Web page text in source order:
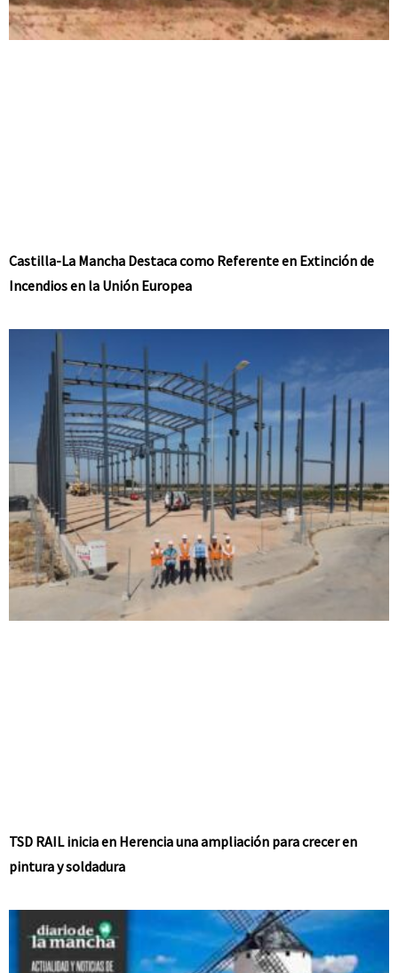
Castilla-La Mancha Destaca como Referente en Extinción de
Incendios en la Unión Europea
TSD RAIL inicia en Herencia una ampliación para crecer en
pintura y soldadura